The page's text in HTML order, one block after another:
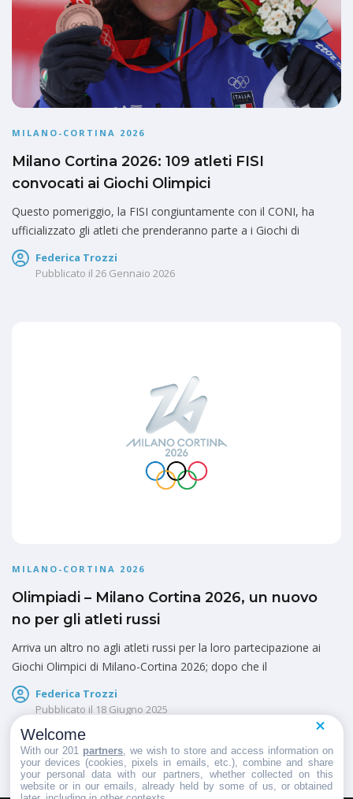
MILANO-CORTINA 2026
Milano Cortina 2026: 109 atleti FISI
convocati ai Giochi Olimpici
Questo pomeriggio, la FISI congiuntamente con il CONI, ha
ufficializzato gli atleti che prenderanno parte a i Giochi di
Federica Trozzi
Pubblicato il 26 Gennaio 2026
MILANO-CORTINA 2026
Olimpiadi – Milano Cortina 2026, un nuovo
no per gli atleti russi
Arriva un altro no agli atleti russi per la loro partecipazione ai
Giochi Olimpici di Milano-Cortina 2026; dopo che il
Federica Trozzi
Pubblicato il 18 Giugno 2025
Welcome
With our 201 partners , we wish to store and access information on
your devices (cookies, pixels in emails, etc.), combine and share
your personal data with our partners, whether collected on this
website or in our emails, already held by some of us, or obtained